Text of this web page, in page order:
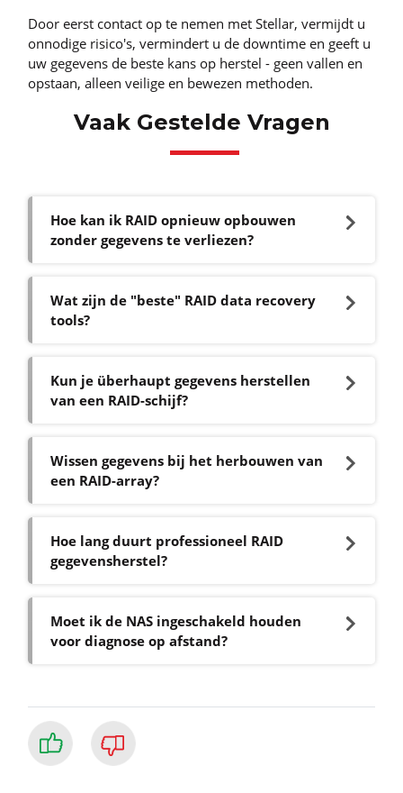
Door eerst contact op te nemen met Stellar, vermijdt u
onnodige risico's, vermindert u de downtime en geeft u
uw gegevens de beste kans op herstel - geen vallen en
opstaan, alleen veilige en bewezen methoden.
Vaak Gestelde Vragen
Hoe kan ik RAID opnieuw opbouwen
zonder gegevens te verliezen?
Wat zijn de "beste" RAID data recovery
tools?
Kun je überhaupt gegevens herstellen
van een RAID-schijf?
Wissen gegevens bij het herbouwen van
een RAID-array?
Hoe lang duurt professioneel RAID
gegevensherstel?
Moet ik de NAS ingeschakeld houden
voor diagnose op afstand?